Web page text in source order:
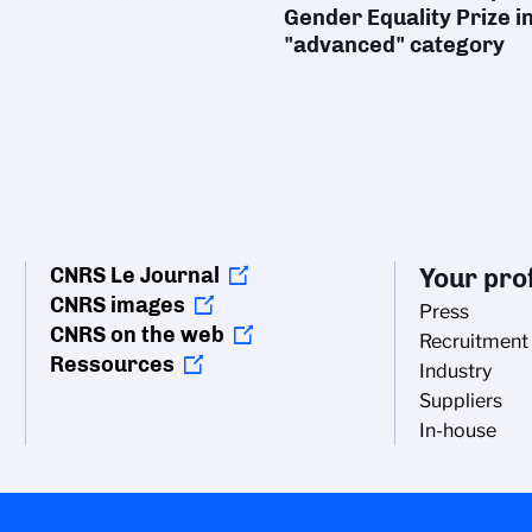
Gender Equality Prize
"advanced" category
CNRS Le Journal
CNRS images
CNRS on the web
Ressources
Your
Press
Recruitment
Industry
Suppliers
In-house